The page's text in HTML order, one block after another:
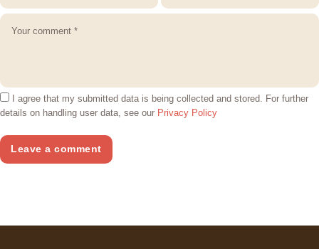
I agree that my submitted data is being collected and stored. For further
details on handling user data, see our Privacy Policy